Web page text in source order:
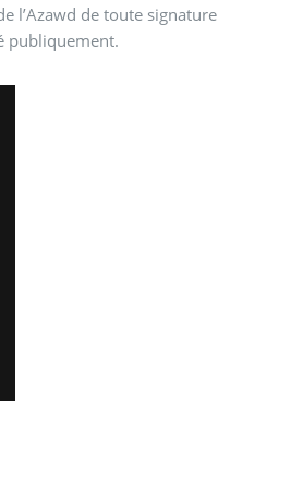
l’Azawd de toute signature
publiquement.